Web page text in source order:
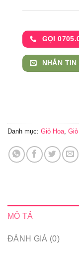
GỌI
NHẮN
Danh mục: Giỏ Hoa,
MÔ TẢ
ĐÁNH GIÁ (0)